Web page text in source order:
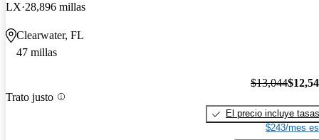
LX 28,896 millas
Clearwater, FL
47 millas
Trato justo
$13,044
El precio incluye tasas
$243/mes